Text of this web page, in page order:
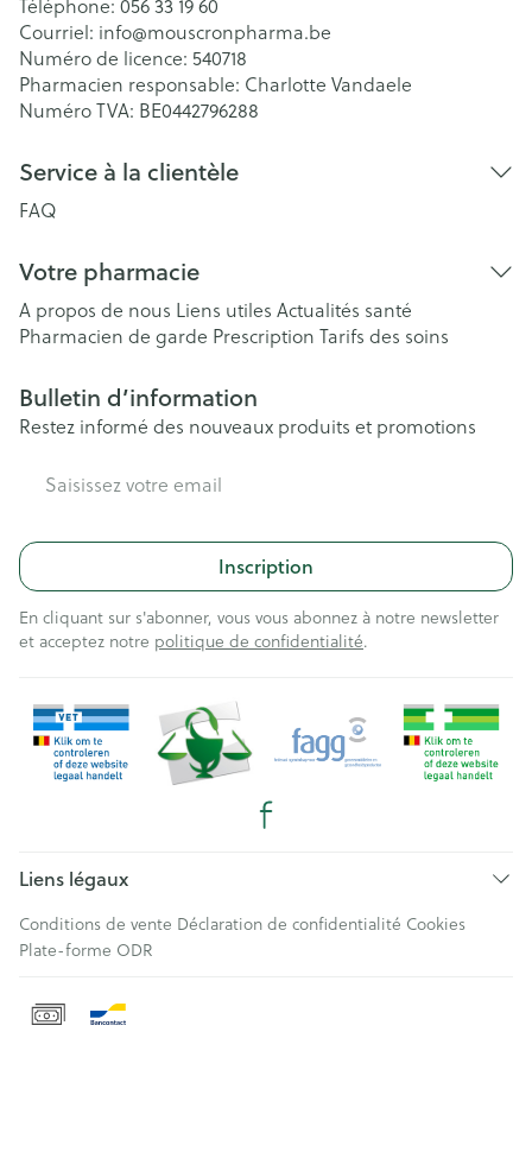
Courriel: info@mouscronpharma.be
Numéro de licence: 540718
Pharmacien responsable: Charlotte Vandaele
Numéro TVA: BE0442796288
Service à la clientèle
FAQ
Votre pharmacie
A propos de nous Liens utiles Actualités santé
Pharmacien de garde Prescription Tarifs des soins
Bulletin d’information
Restez informé des nouveaux produits et promotions
Inscription
En cliquant sur s'abonner, vous vous abonnez à notre newsletter
et acceptez notre politique de confidentialité.
Liens légaux
Conditions de vente Déclaration de confidentialité Cookies
Plate-forme ODR